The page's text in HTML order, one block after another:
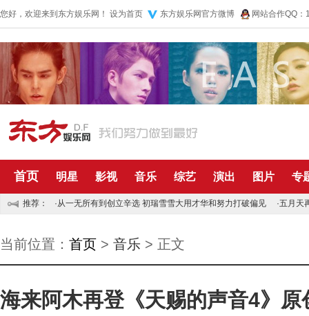
您好，欢迎来到东方娱乐网！ 设为首页 东方娱乐网官方微博 网站合作QQ
首页 明星 影视 音乐 综艺 演出 图片 专
推荐： ·从一无所有到创立辛选 初瑞雪雪大用才华和努力打破偏见 ·五月天
当前位置： 首页 > 音乐 > 正文
海来阿木再登《天赐的声音4》原